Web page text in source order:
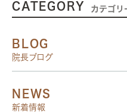
CATEGORY カテゴリ
BLOG
院長ブログ
NEWS
新着情報